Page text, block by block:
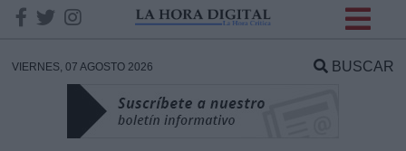
VIERNES, 07 AGOSTO 2026 BUSCAR
DATOS
Responsable: